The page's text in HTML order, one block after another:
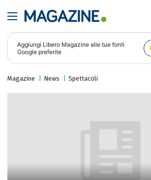
Aggiungi Libero Magazine alle tue fonti
Google preferite
Magazine News Spettacoli